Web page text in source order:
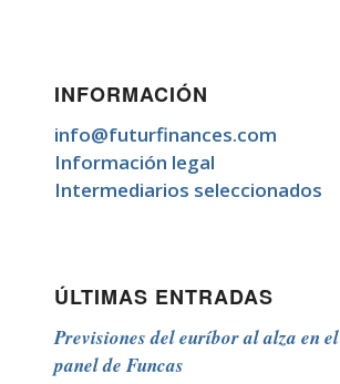
INFORMACIÓN
info@futurfinances.com
Información legal
Intermediarios seleccionados
ÚLTIMAS ENTRADAS
Previsiones del euríbor al alza en el
panel de Funcas